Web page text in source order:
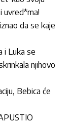
uvred*ma!
da se kaje
i Luka se
njihovo
Bebica će